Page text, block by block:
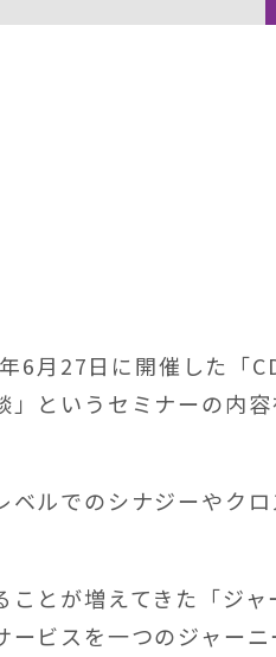
6月27日に開催した「
というセミナーの内容
ベルでのシナジーやク
とが増えてきた「ジャ
ービスを一つのジャー